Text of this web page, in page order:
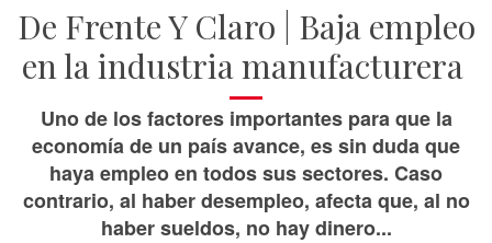
De Frente Y Claro | Baja empleo
en la industria manufacturera
Uno de los factores importantes para que la
economía de un país avance, es sin duda que
haya empleo en todos sus sectores. Caso
contrario, al haber desempleo, afecta que, al no
haber sueldos, no hay dinero...